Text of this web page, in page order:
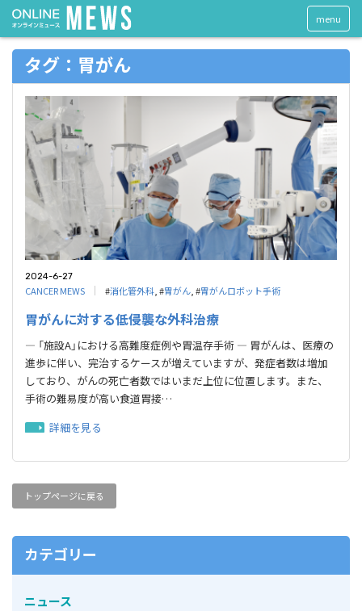
menu
タグ：胃がん
2024-6-27
CANCER MEWS #消化管外科 , #胃がん , #胃がんロボット手術
胃がんに対する低侵襲な外科治療
― 「施設A」における高難度症例や胃温存手術 ― 胃がんは、医療の
進歩に伴い、完治するケースが増えていますが、発症者数は増加
しており、がんの死亡者数ではいまだ上位に位置します。また、
手術の難易度が高い食道胃接…
詳細を見る
トップページに戻る
カテゴリー
ニュース